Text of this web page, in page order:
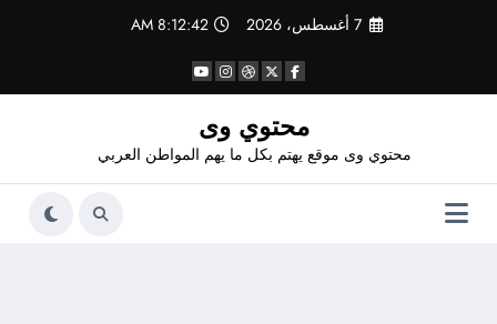
7 أغسطس، 2026 8:12:43 AM
محتوي وى
محتوي وى موقع يهتم بكل ما يهم المواطن العربي